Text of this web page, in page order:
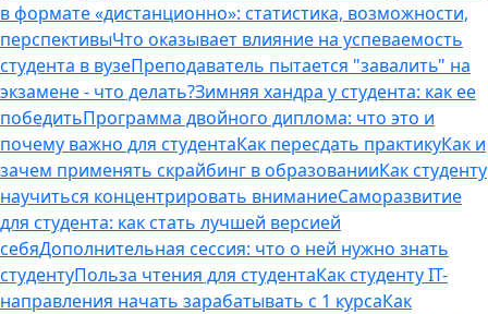
в формате «дистанционно»: статистика, возможности,
перспективыЧто оказывает влияние на успеваемость
студента в вузеПреподаватель пытается "завалить" на
экзамене - что делать?Зимняя хандра у студента: как ее
победитьПрограмма двойного диплома: что это и
почему важно для студентаКак пересдать практикуКак и
зачем применять скрайбинг в образованииКак студенту
научиться концентрировать вниманиеСаморазвитие
для студента: как стать лучшей версией
себяДополнительная сессия: что о ней нужно знать
студентуПольза чтения для студентаКак студенту IT-
направления начать зарабатывать с 1 курсаКак